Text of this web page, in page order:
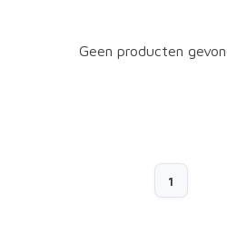
Geen producten
1